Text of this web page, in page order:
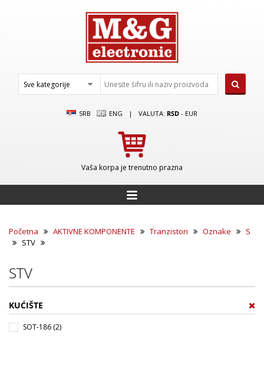
SRB ENG | VALUTA: RSD - EUR
Vaša korpa je trenutno prazna
Početna AKTIVNE KOMPONENTE Tranzistori Oznake
S
STV
STV
KUĆIŠTE
SOT-186 (2)